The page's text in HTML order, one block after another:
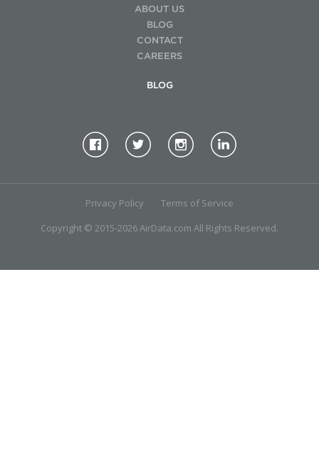
ABOUT US
BLOG
CONTACT
CAREERS
BLOG
Copyright © 2015-2026 AirData.com All Rights Reserved.
Privacy Policy Terms of Service